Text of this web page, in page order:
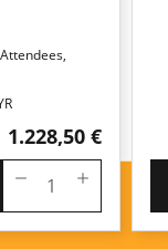
1.228,50 €